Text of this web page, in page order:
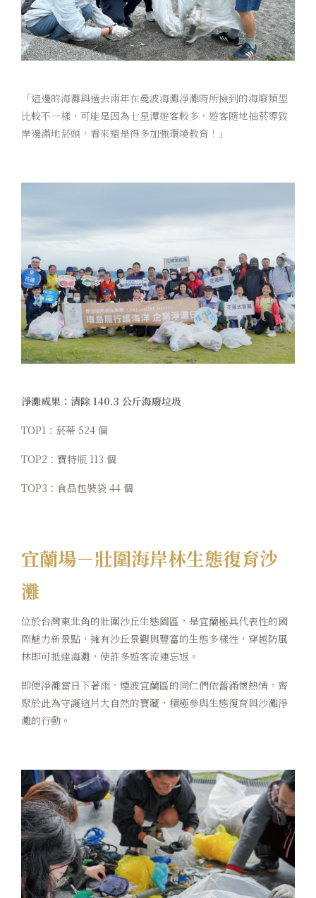
「這邊的海灘與過去兩年在曼波海灘淨灘時所撿到的海廢類型
比較不一樣，可能是因為七星潭遊客較多，遊客隨地抽菸導致
岸邊滿地菸頭，看來還是得多加強環境教育！」
淨灘成果：清除 140.3 公斤海廢垃圾
TOP1：菸蒂 524 個
TOP2：寶特瓶 113 個
TOP3：食品包裝袋 44 個
宜蘭場－壯圍海岸林生態復育沙
灘
位於台灣東北角的壯圍沙丘生態園區，是宜蘭極具代表性的國
際魅力新景點，擁有沙丘景觀與豐富的生態多樣性，穿越防風
林即可抵達海灘，使許多遊客流連忘返。
即便淨灘當日下著雨，煙波宜蘭區的同仁們依舊滿懷熱情，齊
聚於此為守護這片大自然的寶藏，積極參與生態復育與沙灘淨
灘的行動。